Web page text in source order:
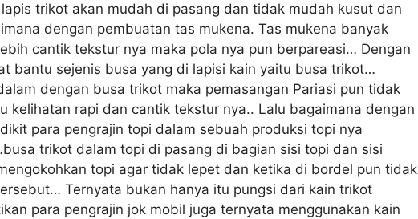
trikot akan mudah di pasang dan tidak mudah kusut dan
dengan pembuatan tas mukena. Tas mukena banyak
cantik tekstur nya maka pola nya pun berpareasi… Dengan
bantu sejenis busa yang di lapisi kain yaitu busa trikot…
dengan busa trikot maka pemasangan Pariasi pun tidak
kelihatan rapi dan cantik tekstur nya.. Lalu bagaimana dengan
para pengrajin topi dalam sebuah produksi topi nya
trikot dalam topi di pasang di bagian sisi topi dan sisi
topi agar tidak lepet dan ketika di bordel pun tidak
Ternyata bukan hanya itu pungsi dari kain trikot
para pengrajin jok mobil juga ternyata menggunakan kain